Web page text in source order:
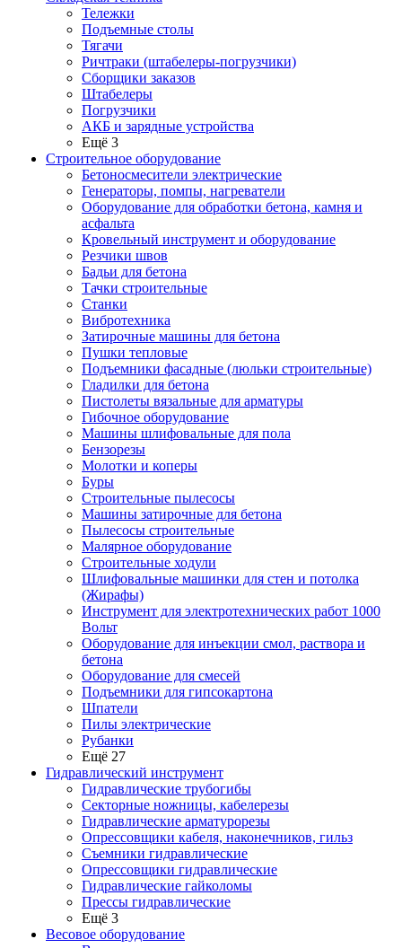
Тележки
Подъемные столы
Тягачи
Ричтраки (штабелеры-погрузчики)
Сборщики заказов
Штабелеры
Погрузчики
АКБ и зарядные устройства
Ещё 3
Строительное оборудование
Бетоносмесители электрические
Генераторы, помпы, нагреватели
Оборудование для обработки бетона, камня и
асфальта
Кровельный инструмент и оборудование
Резчики швов
Бадьи для бетона
Тачки строительные
Станки
Вибротехника
Затирочные машины для бетона
Пушки тепловые
Подъемники фасадные (люльки строительные)
Гладилки для бетона
Пистолеты вязальные для арматуры
Гибочное оборудование
Машины шлифовальные для пола
Бензорезы
Молотки и коперы
Буры
Строительные пылесосы
Машины затирочные для бетона
Пылесосы строительные
Малярное оборудование
Строительные ходули
Шлифовальные машинки для стен и потолка
(Жирафы)
Инструмент для электротехнических работ 1000
Вольт
Оборудование для инъекции смол, раствора и
бетона
Оборудование для смесей
Подъемники для гипсокартона
Шпатели
Пилы электрические
Рубанки
Ещё 27
Гидравлический инструмент
Гидравлические трубогибы
Секторные ножницы, кабелерезы
Гидравлические арматурорезы
Опрессовщики кабеля, наконечников, гильз
Съемники гидравлические
Опрессовщики гидравлические
Гидравлические гайколомы
Прессы гидравлические
Ещё 3
Весовое оборудование